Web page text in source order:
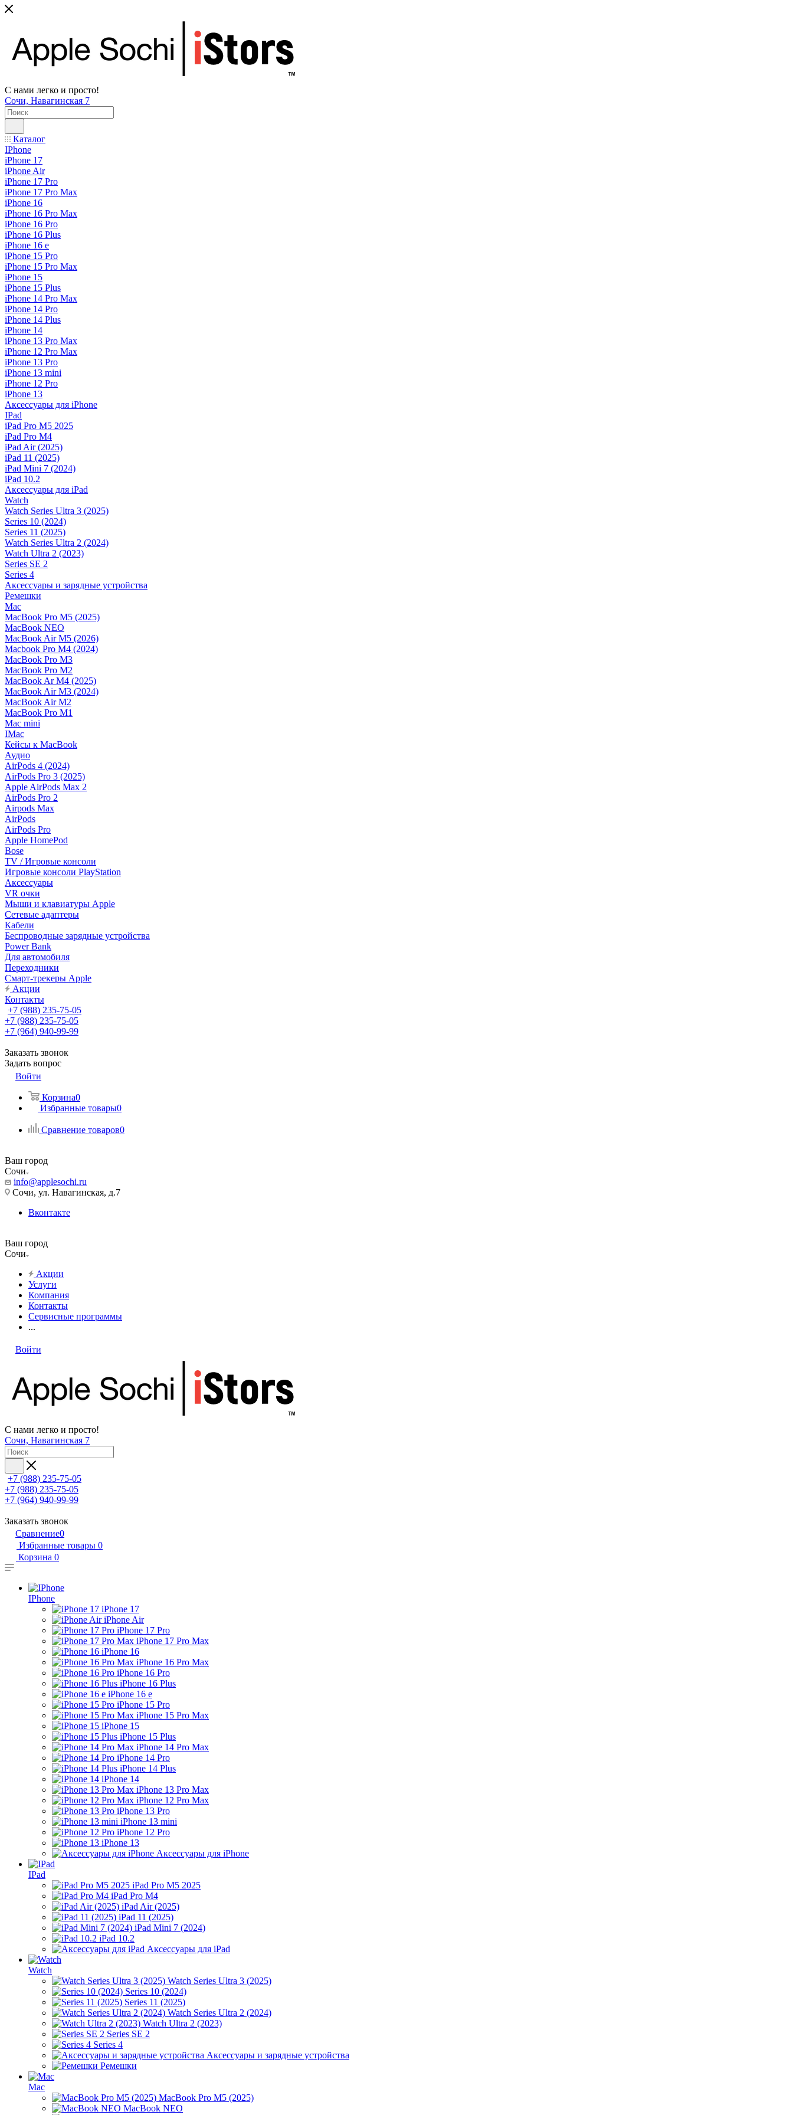
С нами легко и просто!
Сочи, Навагинская 7
Каталог
IPhone
iPhone 17
iPhone Air
iPhone 17 Pro
iPhone 17 Pro Max
iPhone 16
iPhone 16 Pro Max
iPhone 16 Pro
iPhone 16 Plus
iPhone 16 e
iPhone 15 Pro
iPhone 15 Pro Max
iPhone 15
iPhone 15 Plus
iPhone 14 Pro Max
iPhone 14 Pro
iPhone 14 Plus
iPhone 14
iPhone 13 Pro Max
iPhone 12 Pro Max
iPhone 13 Pro
iPhone 13 mini
iPhone 12 Pro
iPhone 13
Аксессуары для iPhone
IPad
iPad Pro M5 2025
iPad Pro M4
iPad Air (2025)
iPad 11 (2025)
iPad Mini 7 (2024)
iPad 10.2
Аксессуары для iPad
Watch
Watch Series Ultra 3 (2025)
Series 10 (2024)
Series 11 (2025)
Watch Series Ultra 2 (2024)
Watch Ultra 2 (2023)
Series SE 2
Series 4
Аксессуары и зарядные устройства
Ремешки
Mac
MacBook Pro M5 (2025)
MacBook NEO
MacBook Air M5 (2026)
Macbook Pro M4 (2024)
MacBook Pro M3
MacBook Pro M2
MacBook Ar M4 (2025)
MacBook Air M3 (2024)
MacBook Air M2
MacBook Pro M1
Mac mini
IMac
Кейсы к MacBook
Аудио
AirPods 4 (2024)
AirPods Pro 3 (2025)
Apple AirPods Max 2
AirPods Pro 2
Airpods Max
AirPods
AirPods Pro
Apple HomePod
Bose
TV / Игровые консоли
Игровые консоли PlayStation
Аксессуары
VR очки
Мыши и клавиатуры Apple
Сетевые адаптеры
Кабели
Беспроводные зарядные устройства
Power Bank
Для автомобиля
Переходники
Смарт-трекеры Apple
Акции
Контакты
+7 (988) 235-75-05
+7 (988) 235-75-05
+7 (964) 940-99-99
Заказать звонок
Задать вопрос
Войти
Корзина0
Избранные товары0
Сравнение товаров0
Ваш город
Сочи
info@applesochi.ru
Сочи, ул. Навагинская, д.7
Вконтакте
Ваш город
Сочи
Акции
Услуги
Компания
Контакты
Сервисные программы
...
Войти
С нами легко и просто!
Сочи, Навагинская 7
+7 (988) 235-75-05
+7 (988) 235-75-05
+7 (964) 940-99-99
Заказать звонок
Сравнение0
Избранные товары 0
Корзина 0
IPhone
iPhone 17
iPhone Air
iPhone 17 Pro
iPhone 17 Pro Max
iPhone 16
iPhone 16 Pro Max
iPhone 16 Pro
iPhone 16 Plus
iPhone 16 e
iPhone 15 Pro
iPhone 15 Pro Max
iPhone 15
iPhone 15 Plus
iPhone 14 Pro Max
iPhone 14 Pro
iPhone 14 Plus
iPhone 14
iPhone 13 Pro Max
iPhone 12 Pro Max
iPhone 13 Pro
iPhone 13 mini
iPhone 12 Pro
iPhone 13
Аксессуары для iPhone
IPad
iPad Pro M5 2025
iPad Pro M4
iPad Air (2025)
iPad 11 (2025)
iPad Mini 7 (2024)
iPad 10.2
Аксессуары для iPad
Watch
Watch Series Ultra 3 (2025)
Series 10 (2024)
Series 11 (2025)
Watch Series Ultra 2 (2024)
Watch Ultra 2 (2023)
Series SE 2
Series 4
Аксессуары и зарядные устройства
Ремешки
Mac
MacBook Pro M5 (2025)
MacBook NEO